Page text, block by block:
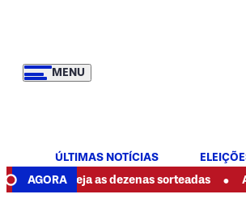
MENU
ÚLTIMAS NOTÍCIAS
AGORA
as dezenas sorteadas • Anvisa